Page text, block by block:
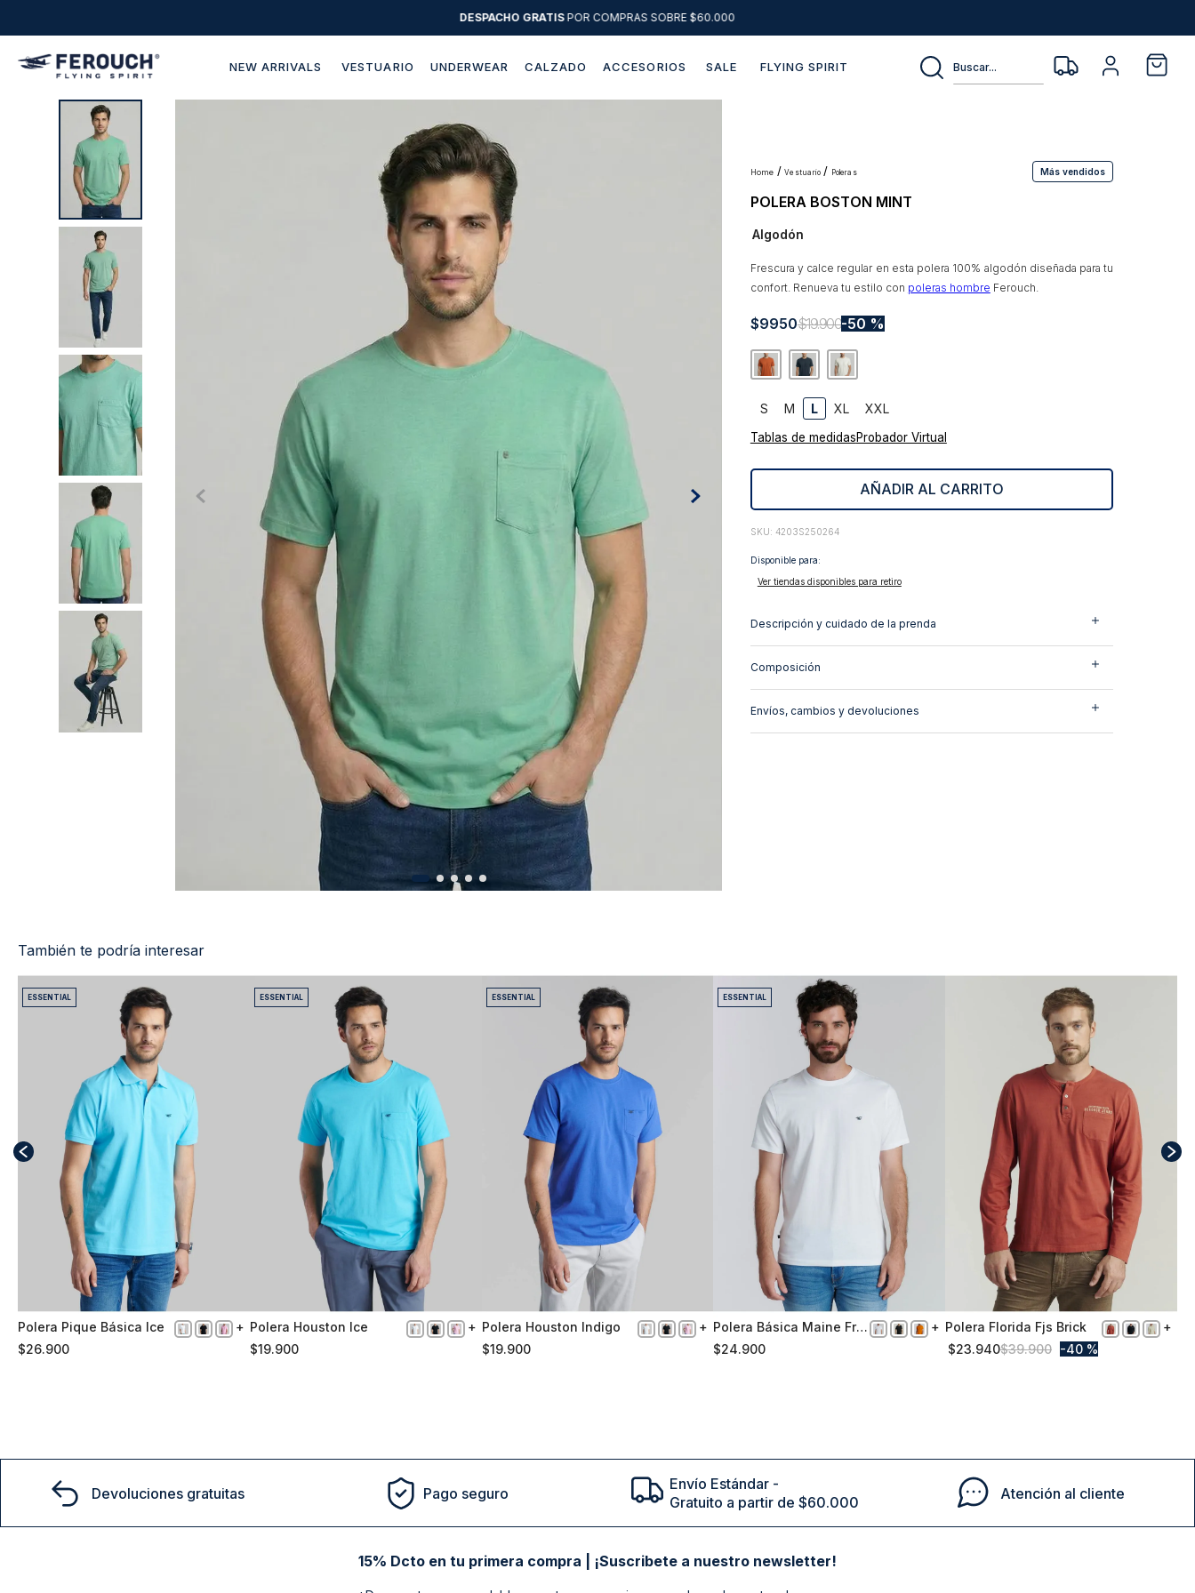
DESPACHO GRATISPOR COMPRAS SOBRE $60.000
NEW ARRIVALS VESTUARIO UNDERWEAR CALZADO ACCESORIOS SALE FLYING SPIRIT
Buscar...
vestuario poleras Más vendidos
POLERA BOSTON MINT
Algodón
Frescura y calce regular en esta polera 100% algodón diseñada para tu
confort. Renueva tu estilo con poleras hombre Ferouch.
$9950$19.900 50 %
S M L XL XXL
Tablas de medidasProbador Virtual
AÑADIR AL CARRITO
: 4203S250264
Disponible para:
Ver tiendas disponibles para retiro
Descripción y cuidado de la prenda
Composición
Envíos, cambios y devoluciones
También te podría interesar
XXL
ESSENTIAL
Polera Pique Básica Ice
$26.900
M
ESSENTIAL
Polera Houston Ice
$19.900
XL
ESSENTIAL
Polera Houston Indigo
$19.900
S
ESSENTIAL
Polera Básica Maine Fr
White
$24.900
XL
Polera Florida Fjs Brick
$23.940$39.900 40 %
Devoluciones gratuitas Pago seguro
Envío Estándar -
Gratuito a partir de $60.000
Atención al cliente
15% Dcto en tu primera compra | ¡Suscribete a nuestro newsletter!
blazer
poleron